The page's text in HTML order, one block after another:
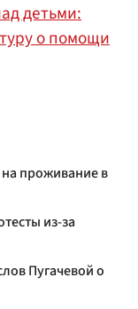
детьми:
о помощи
на проживание в
из-за
Пугачевой о